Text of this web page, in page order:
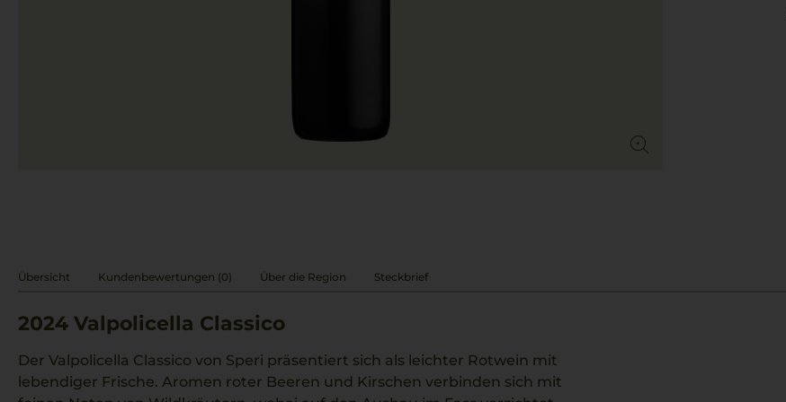
Übersicht Kundenbewertungen (0) Über die Region Steckbrief
2024 Valpolicella Classico
Der Valpolicella Classico von Speri präsentiert sich als leichter Rotwein mit
lebendiger Frische. Aromen roter Beeren und Kirschen verbinden sich mit